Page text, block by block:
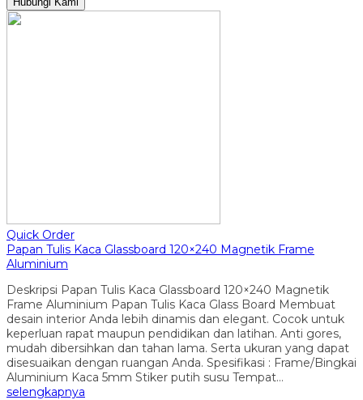
Quick Order
Papan Tulis Kaca Glassboard 120×240 Magnetik Frame
Aluminium
Deskripsi Papan Tulis Kaca Glassboard 120×240 Magnetik
Frame Aluminium Papan Tulis Kaca Glass Board Membuat
desain interior Anda lebih dinamis dan elegant. Cocok untuk
keperluan rapat maupun pendidikan dan latihan. Anti gores,
mudah dibersihkan dan tahan lama. Serta ukuran yang dapat
disesuaikan dengan ruangan Anda. Spesifikasi : Frame/Bingkai
Aluminium Kaca 5mm Stiker putih susu Tempat…
selengkapnya